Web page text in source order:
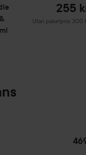
255
Utan paketpris: 300